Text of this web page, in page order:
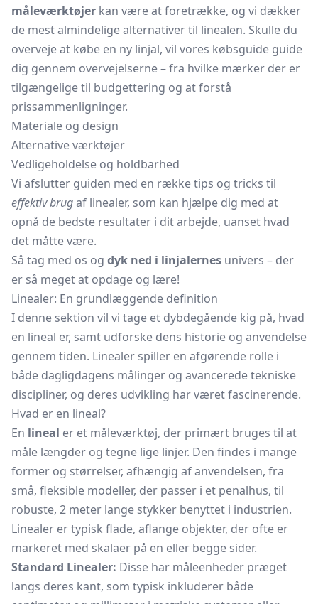
måleværktøjer kan være at foretrække, og vi dækker
de mest almindelige alternativer til linealen. Skulle du
overveje at købe en ny linjal, vil vores købsguide guide
dig gennem overvejelserne – fra hvilke mærker der er
tilgængelige til budgettering og at forstå
prissammenligninger.
Materiale og design
Alternative værktøjer
Vedligeholdelse og holdbarhed
Vi afslutter guiden med en række tips og tricks til
effektiv brugaf linealer, som kan hjælpe dig med at
opnå de bedste resultater i dit arbejde, uanset hvad
det måtte være.
Så tag med os og dyk ned i linjalernes univers – der
er så meget at opdage og lære!
Linealer: En grundlæggende definition
I denne sektion vil vi tage et dybdegående kig på, hvad
en lineal er, samt udforske dens historie og anvendelse
gennem tiden. Linealer spiller en afgørende rolle i
både dagligdagens målinger og avancerede tekniske
discipliner, og deres udvikling har været fascinerende.
Hvad er en lineal?
En lineal er et måleværktøj, der primært bruges til at
måle længder og tegne lige linjer. Den findes i mange
former og størrelser, afhængig af anvendelsen, fra
små, fleksible modeller, der passer i et penalhus, til
robuste, 2 meter lange stykker benyttet i industrien.
Linealer er typisk flade, aflange objekter, der ofte er
markeret med skalaer på en eller begge sider.
Standard Linealer: Disse har måleenheder præget
langs deres kant, som typisk inkluderer både